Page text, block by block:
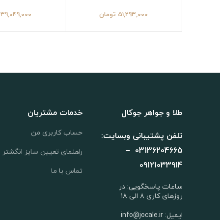
51,293,000 تومان 39,049,000
طلا و جواهر جوکال
تلفن پشتیبانی وبسایت:
03136204665 –
09121033914
ساعات پاسخگویی: در
روزهای کاری ۸ الی ۱۸
ایمیل: info@jocale.ir
خدمات مشتریان
حساب کاربری من
راهنمای تعیین سایز انگشتر
تماس با ما